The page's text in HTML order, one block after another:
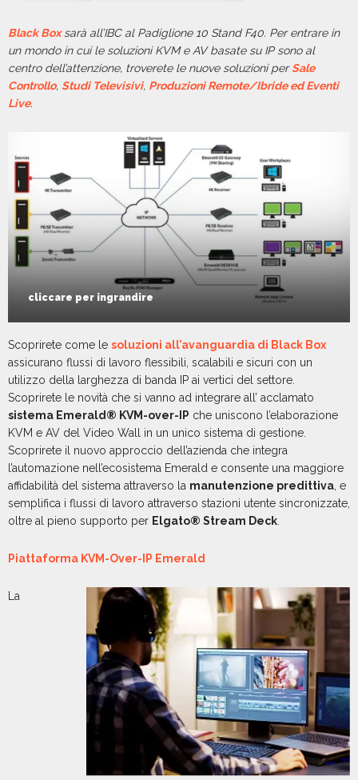
Black Boxsarà all’IBC al Padiglione 10 Stand F40. Per entrare in
un mondo in cui le soluzioni KVM e AV basate su IP sono al
centro dell’attenzione, troverete le nuove soluzioni perSale
Controllo, Studi Televisivi, Produzioni Remote/Ibride ed Eventi
Live.
cliccare per ingrandire
Scoprirete come le soluzioni all’avanguardia di Black Box
assicurano flussi di lavoro flessibili, scalabili e sicuri con un
utilizzo della larghezza di banda IP ai vertici del settore.
Scoprirete le novità che si vanno ad integrare all’ acclamato
sistema Emerald® KVM-over-IP che uniscono l’elaborazione
KVM e AV del Video Wall in un unico sistema di gestione.
Scoprirete il nuovo approccio dell’azienda che integra
l’automazione nell’ecosistema Emerald e consente una maggiore
affidabilità del sistema attraverso la manutenzione predittiva , e
semplifica i flussi di lavoro attraverso stazioni utente sincronizzate,
oltre al pieno supporto per Elgato® Stream Deck
Piattaforma KVM-Over-IP Emerald
La